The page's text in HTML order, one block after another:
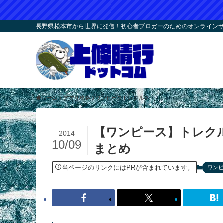
長野県松本市から世界に発信！初心者ブロガーのためのオンライ
ホーム アプリ攻略 ワンピーストレクル
【ワンピース】トレ
まとめ
2014
10/09
当ページのリンクにはPRが含まれています。 ワン